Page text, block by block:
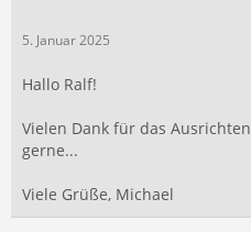
5. Januar 2025
Hallo Ralf!
Vielen Dank für das
gerne...
Viele Grüße, Michael